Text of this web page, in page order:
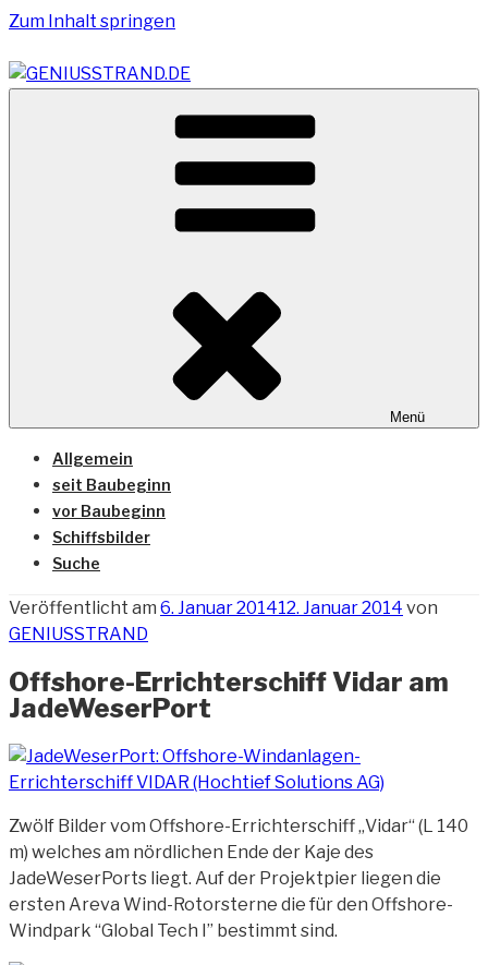
Zum Inhalt springen
GENIUSSTRAND.DE
Vom Geniusstrand zum JadeWeserPort/Container
Terminal Wilhelmshaven
Menü
Allgemein
seit Baubeginn
vor Baubeginn
Schiffsbilder
Suche
Veröffentlicht am 6. Januar 201412. Januar 2014 von
GENIUSSTRAND
Offshore-Errichterschiff Vidar am
JadeWeserPort
Zwölf Bilder vom Offshore-Errichterschiff „Vidar“ (L 140
m) welches am nördlichen Ende der Kaje des
JadeWeserPorts liegt. Auf der Projektpier liegen die
ersten Areva Wind-Rotorsterne die für den Offshore-
Windpark “Global Tech I” bestimmt sind.